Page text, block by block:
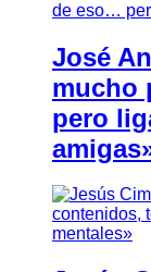
José
mucho
pero